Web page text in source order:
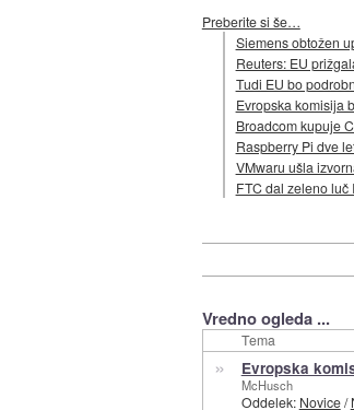
Preberite si še…
Siemens obtožen
Reuters: EU
Tudi EU bo
Evropska komisija
Broadcom kupuje
Raspberry Pi dve
VMwaru ušla
FTC dal zeleno luč
Vredno ogleda ...
Tema
» Evropska
McHusch
Oddelek: Novice/